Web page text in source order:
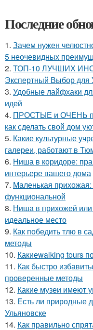
Последние
1. Зачем нужен
5 неочевидных
2. ТОП-10 ЛУЧШИХ
Экспертный Выбор для
3. Удобные лайфхаки
идей
4. ПРОСТЫЕ и ОЧЕНЬ
как сделать свой дом
5. Какие культурные
галереи, работают в
6. Ниша в коридоре:
интерьере вашего дома
7. Маленькая прихожая:
функциональной
8. Ниша в прихожей или
идеальное место
9. Как победить тлю в
методы
10. Какиеwalking tours
11. Как быстро
проверенные методы
12. Какие музеи имеют
13. Есть ли природные
Ульяновске
14. Как правильно